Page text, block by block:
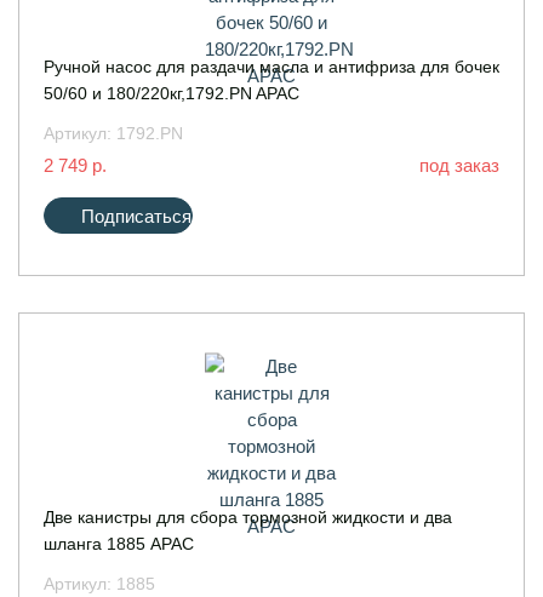
Ручной насос для раздачи масла и антифриза для бочек
50/60 и 180/220кг,1792.PN APAC
Артикул: 1792.PN
2 749 р. под заказ
Подписаться
Две канистры для сбора тормозной жидкости и два
шланга 1885 APAC
Артикул: 1885